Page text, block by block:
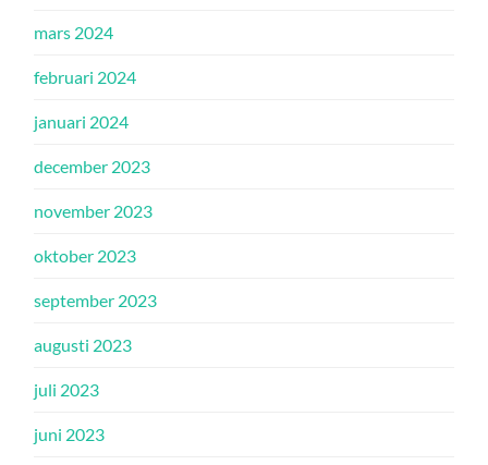
mars 2024
februari 2024
januari 2024
december 2023
november 2023
oktober 2023
september 2023
augusti 2023
juli 2023
juni 2023